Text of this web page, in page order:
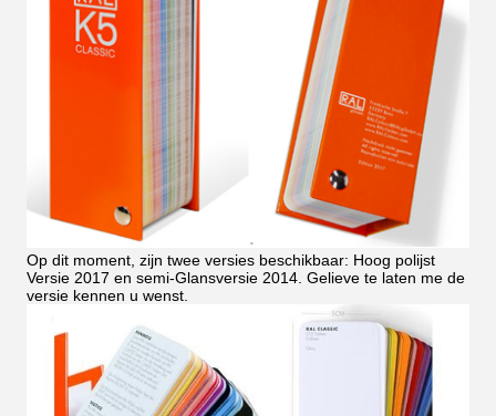
Op dit moment, zijn twee versies beschikbaar: Hoog polijst
Versie 2017 en semi-Glansversie 2014. Gelieve te laten me de
versie kennen u wenst.